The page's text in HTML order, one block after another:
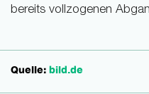
bereits vollzogenen
Quelle: bild.de